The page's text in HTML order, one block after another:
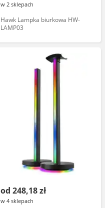
w 2 sklepach
Hawk Lampka biurkowa HW-
LAMP03
od 248,18 zł
w 4 sklepach